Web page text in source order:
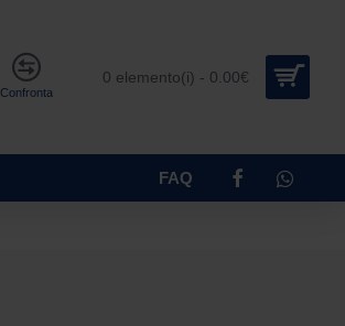
Confronta
0 elemento(i) - 0.00€
FAQ